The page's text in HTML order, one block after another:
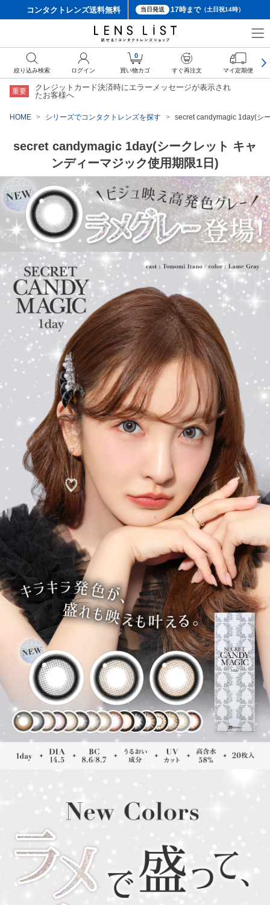
コンタクトレンズ送料無料 当日発送 17時まで（土日祝14時）
重要
クレジットカード決済時にエラーメッセージが表示され
たお客様へ
HOME シリーズでコンタクトレンズを探す secret candymagic 1day(シ
secret candymagic 1day(シークレット キャ
ンディーマジック使用期限1日)
絞り込み検索 ログイン
0
買い物カゴ すぐ再注文 マイ定期便